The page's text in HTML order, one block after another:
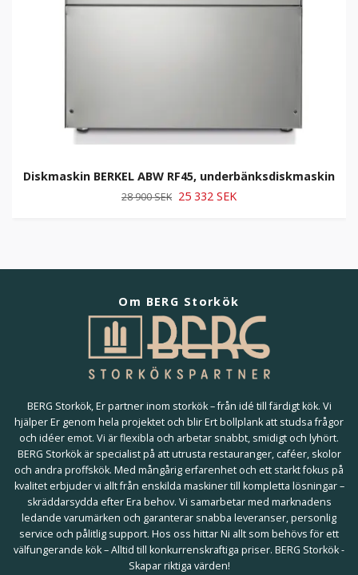
Diskmaskin BERKEL ABW RF45, underbänksdiskmaskin
28 900 SEK 25 332 SEK
Om BERG Storkök
BERG Storkök, Er partner inom storkök – från idé till färdigt kök. Vi
hjälper Er genom hela projektet och blir Ert bollplank att studsa frågor
och idéer emot. Vi är flexibla och arbetar snabbt, smidigt och lyhört.
BERG Storkök är specialist på att utrusta restauranger, caféer, skolor
och andra proffskök. Med mångårig erfarenhet och ett starkt fokus på
kvalitet erbjuder vi allt från enskilda maskiner till kompletta lösningar –
skräddarsydda efter Era behov. Vi samarbetar med marknadens
ledande varumärken och garanterar snabba leveranser, personlig
service och pålitlig support. Hos oss hittar Ni allt som behövs för ett
välfungerande kök – Alltid till konkurrenskraftiga priser. BERG Storkök -
Skapar riktiga värden!